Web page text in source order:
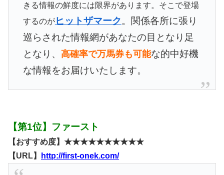
きる情報の鮮度には限界があります。そこで登場
するのがヒットザマーク。関係各所に張り
巡らされた情報網があなたの目となり足
となり、 高確率で万馬券も可能な的中好機
な情報をお届けいたします。
【第1位】ファースト
【おすすめ度】★★★★★★★★★★
【URL】
http://first-onek.com/